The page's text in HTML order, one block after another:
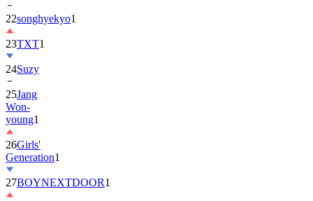
23TXT1
24Suzy
25Jang
Won-
young1
26Girls'
Generation
27BOYNEXTDOOR
28IDID1